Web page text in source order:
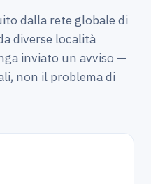
dalla rete globale di
diverse località
inviato un avviso —
non il problema di